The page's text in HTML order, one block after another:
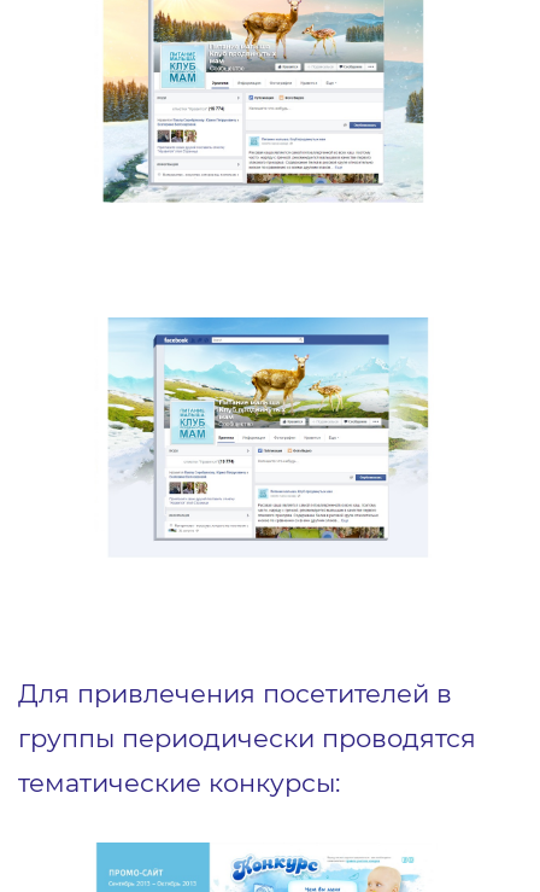
Для привлечения посетителей в
группы периодически проводятся
тематические конкурсы: